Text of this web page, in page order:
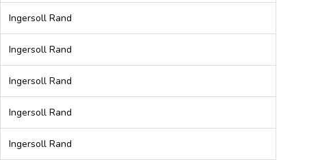
Ingersoll Rand
Ingersoll Rand
Ingersoll Rand
Ingersoll Rand
Ingersoll Rand